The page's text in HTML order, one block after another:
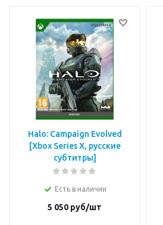
Halo: Campaign Evolved
[Xbox Series X, русские
субтитры]
Есть в наличии
5 050 руб/шт